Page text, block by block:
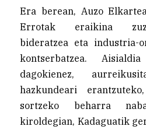
Era berean, Auzo
Errotak eraikina
bideratzea eta industria-
kontserbatzea.
dagokienez,
hazkundeari
sortzeko beharra
kiroldegian, Kadaguatik